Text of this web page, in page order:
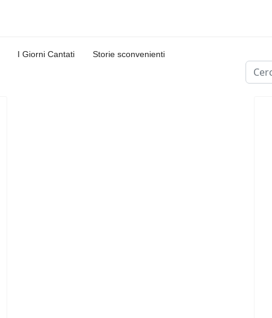
I Giorni Cantati Storie sconvenienti
Cerca